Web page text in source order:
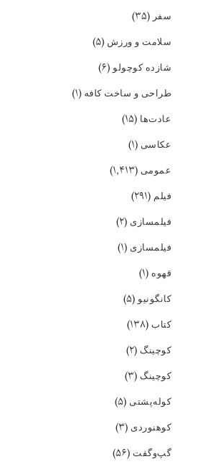
سفر (۳۵)
سلامت و ورزش (۵)
شازده کوچولو(۶)
طراحی و ساخت کافه (۱)
عادت‌ها (۱۵)
عکاسی (۱)
عمومی (۱,۴۱۳)
فیلم (۲۹۱)
فیلمسازی (۲)
فیلمسازی (۱)
قهوه (۱)
کانگونیو(۵)
کتاب (۱۳۸)
کوچینگ (۲)
کوچینگ (۳)
کوله‌پشتی (۵)
کوهنوردی (۳)
گپ‌و‌گفت (۵۶)